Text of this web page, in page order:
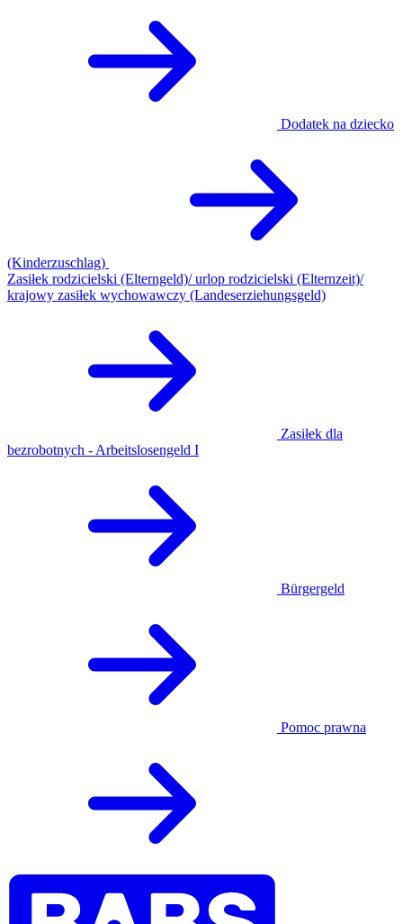
Dodatek na dziecko
(Kinderzuschlag)
Zasiłek rodzicielski (Elterngeld)/ urlop rodzicielski (Elternzeit)/
krajowy zasiłek wychowawczy (Landeserziehungsgeld)
Zasiłek dla
bezrobotnych - Arbeitslosengeld I
Bürgergeld
Pomoc prawna